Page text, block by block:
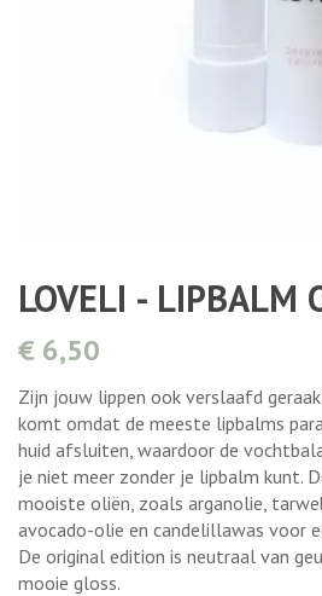
LOVELI - LIPBALM
€ 6,50
Zijn jouw lippen ook verslaafd
komt omdat de meeste lipbalms
huid afsluiten, waardoor de
je niet meer zonder je lipbalm kunt.
mooiste oliën, zoals arganolie,
avocado-olie en candelillawas voor
De original edition is neutraal van
mooie gloss.